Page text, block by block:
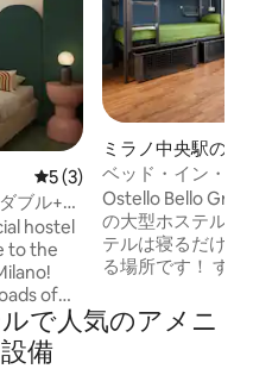
レビュー3件、5つ星中5つ
5 (3)
ブル+シ
hostel
to the
of
will be
the
ミラノ中央駅のシ
ベッド・イン・フ
ム @ オステッロ
トラーレ
Ostello Bello
の大型ホステルに
テルは寝るだけの
る場所です！ す
ムドリンク（ビー
グラス、ジュース
で人気のアメニ
備